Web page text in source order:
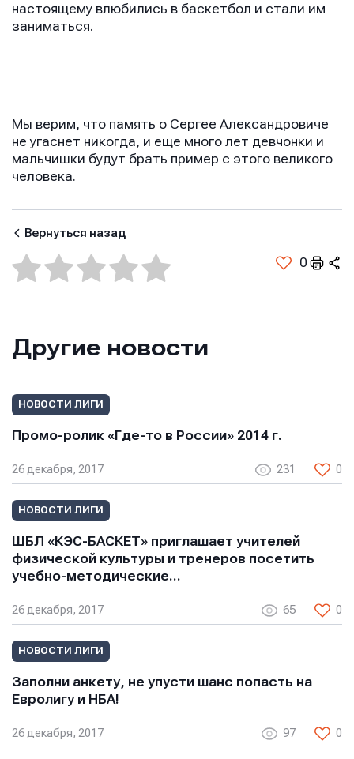
настоящему влюбились в баскетбол и стали им
заниматься.
Мы верим, что память о Сергее Александровиче
не угаснет никогда, и еще много лет девчонки и
мальчишки будут брать пример с этого великого
человека.
Вернуться назад
0
Другие новости
НОВОСТИ ЛИГИ
Промо-ролик «Где-то в России» 2014 г.
26 декабря, 2017 231 0
НОВОСТИ ЛИГИ
ШБЛ «КЭС-БАСКЕТ» приглашает учителей
физической культуры и тренеров посетить
учебно-методические…
26 декабря, 2017 65 0
НОВОСТИ ЛИГИ
Заполни анкету, не упусти шанс попасть на
Евролигу и НБА!
26 декабря, 2017 97 0